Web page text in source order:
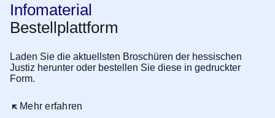
Infomaterial
Bestellplattform
Laden Sie die aktuellsten Broschüren der hessischen
Justiz herunter oder bestellen Sie diese in gedruckter
Form.
Mehr erfahren
Öffnet sich in einem neuen Fenster